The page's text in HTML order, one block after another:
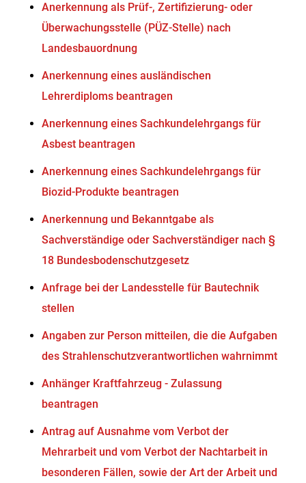
Anerkennung als Prüf-, Zertifizierung- oder
Überwachungsstelle (PÜZ-Stelle) nach
Landesbauordnung
Anerkennung eines ausländischen
Lehrerdiploms beantragen
Anerkennung eines Sachkundelehrgangs für
Asbest beantragen
Anerkennung eines Sachkundelehrgangs für
Biozid-Produkte beantragen
Anerkennung und Bekanntgabe als
Sachverständige oder Sachverständiger nach §
18 Bundesbodenschutzgesetz
Anfrage bei der Landesstelle für Bautechnik
stellen
Angaben zur Person mitteilen, die die Aufgaben
des Strahlenschutzverantwortlichen wahrnimmt
Anhänger Kraftfahrzeug - Zulassung
beantragen
Antrag auf Ausnahme vom Verbot der
Mehrarbeit und vom Verbot der Nachtarbeit in
besonderen Fällen, sowie der Art der Arbeit und